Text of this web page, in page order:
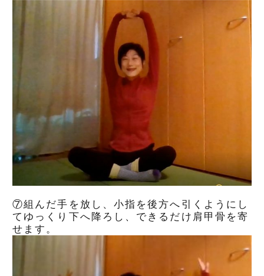
⑦組んだ手を放し、小指を後方へ引くようにし
てゆっくり下へ降ろし、できるだけ肩甲骨を寄
せます。